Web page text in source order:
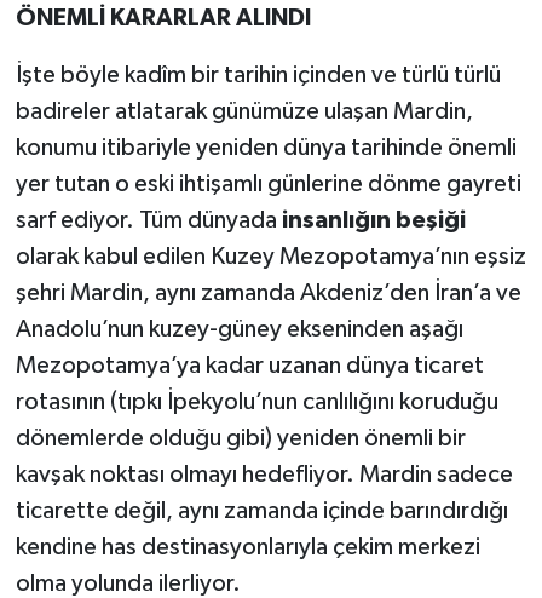
ÖNEMLİ KARARLAR ALINDI
İşte böyle kadîm bir tarihin içinden ve türlü türlü
badireler atlatarak günümüze ulaşan Mardin,
konumu itibariyle yeniden dünya tarihinde önemli
yer tutan o eski ihtişamlı günlerine dönme gayreti
sarf ediyor. Tüm dünyada insanlığın beşiği
olarak kabul edilen Kuzey Mezopotamya’nın eşsiz
şehri Mardin, aynı zamanda Akdeniz’den İran’a ve
Anadolu’nun kuzey-güney ekseninden aşağı
Mezopotamya’ya kadar uzanan dünya ticaret
rotasının (tıpkı İpekyolu’nun canlılığını koruduğu
dönemlerde olduğu gibi) yeniden önemli bir
kavşak noktası olmayı hedefliyor. Mardin sadece
ticarette değil, aynı zamanda içinde barındırdığı
kendine has destinasyonlarıyla çekim merkezi
olma yolunda ilerliyor.